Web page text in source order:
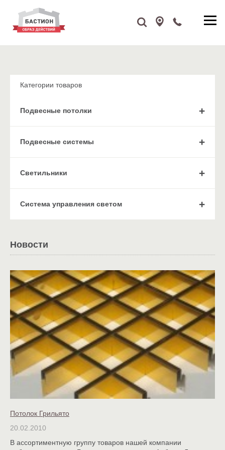
Категории товаров
Подвесные потолки
Подвесные системы
Cветильники
Система управления светом
Новости
Потолок Грильято
20.02.2010
В ассортиментную группу товаров нашей компании